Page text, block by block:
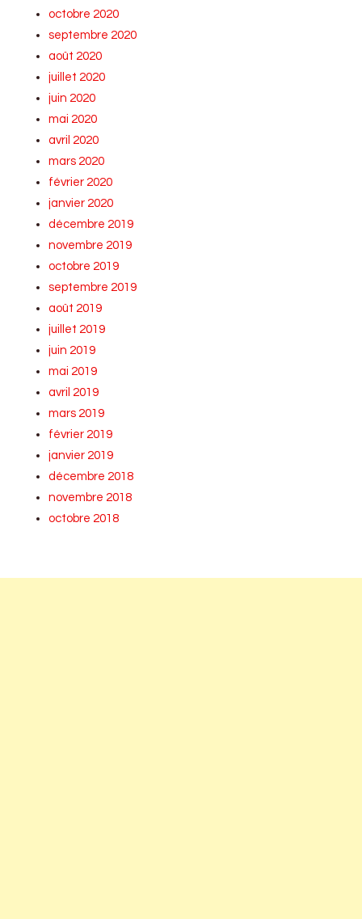
octobre 2020
septembre 2020
août 2020
juillet 2020
juin 2020
mai 2020
avril 2020
mars 2020
février 2020
janvier 2020
décembre 2019
novembre 2019
octobre 2019
septembre 2019
août 2019
juillet 2019
juin 2019
mai 2019
avril 2019
mars 2019
février 2019
janvier 2019
décembre 2018
novembre 2018
octobre 2018